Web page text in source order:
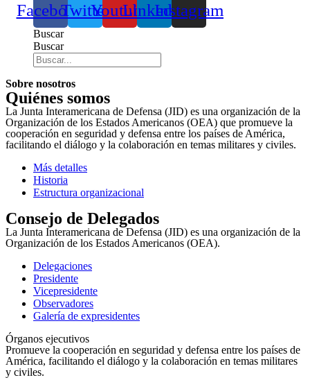
FacebookTwitterYoutubeLinkedinInstagram
Buscar
Buscar
Sobre nosotros
Quiénes somos
La Junta Interamericana de Defensa (JID) es una organización de la
Organización de los Estados Americanos (OEA) que promueve la
cooperación en seguridad y defensa entre los países de América,
facilitando el diálogo y la colaboración en temas militares y civiles.
Más detalles
Historia
Estructura organizacional
Consejo de Delegados
La Junta Interamericana de Defensa (JID) es una organización de la
Organización de los Estados Americanos (OEA).
Delegaciones
Presidente
Vicepresidente
Observadores
Galería de expresidentes
Órganos ejecutivos
Promueve la cooperación en seguridad y defensa entre los países de
América, facilitando el diálogo y la colaboración en temas militares
y civiles.